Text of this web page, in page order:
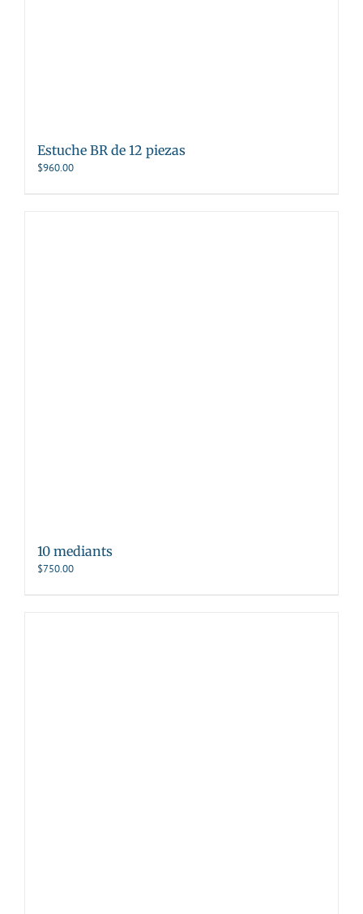
Estuche BR de 12 piezas
$960.00
10 mediants
$750.00